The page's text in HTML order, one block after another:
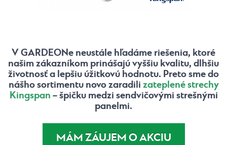
V GARDEONe neustále hľadáme riešenia, ktoré
našim zákazníkom prinášajú vyššiu kvalitu, dlhšiu
životnosť a lepšiu úžitkovú hodnotu. Preto sme do
nášho sortimentu novo zaradili zateplené strechy
Kingspan – špičku medzi sendvičovými strešnými
panelmi.
MÁM ZÁUJEM O AKCIU